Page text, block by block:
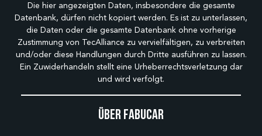
Über Fabucar
Die hier angezeigten Daten, insbesondere die gesamte
Datenbank, dürfen nicht kopiert werden. Es ist zu unterlassen,
die Daten oder die gesamte Datenbank ohne vorherige
Zustimmung von TecAlliance zu vervielfältigen, zu verbreiten
und/oder diese Handlungen durch Dritte ausführen zu lassen.
Ein Zuwiderhandeln stellt eine Urheberrechtsverletzung dar
und wird verfolgt.